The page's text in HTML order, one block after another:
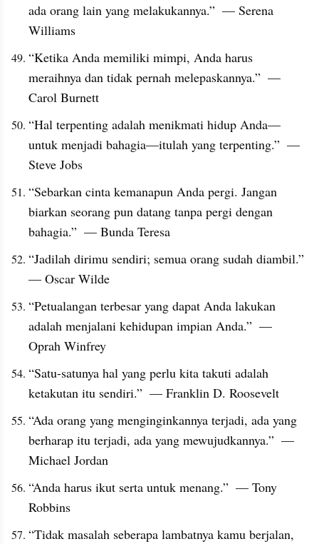
ada orang lain yang melakukannya.”  — Serena
Williams
“Ketika Anda memiliki mimpi, Anda harus
meraihnya dan tidak pernah melepaskannya.”  —
Carol Burnett
“Hal terpenting adalah menikmati hidup Anda—
untuk menjadi bahagia—itulah yang terpenting.”  —
Steve Jobs
“Sebarkan cinta kemanapun Anda pergi. Jangan
biarkan seorang pun datang tanpa pergi dengan
bahagia.”  — Bunda Teresa
“Jadilah dirimu sendiri; semua orang sudah diambil.”
— Oscar Wilde
“Petualangan terbesar yang dapat Anda lakukan
adalah menjalani kehidupan impian Anda.”  —
Oprah Winfrey
“Satu-satunya hal yang perlu kita takuti adalah
ketakutan itu sendiri.”  — Franklin D. Roosevelt
“Ada orang yang menginginkannya terjadi, ada yang
berharap itu terjadi, ada yang mewujudkannya.”  —
Michael Jordan
“Anda harus ikut serta untuk menang.”  — Tony
Robbins
“Tidak masalah seberapa lambatnya kamu berjalan,